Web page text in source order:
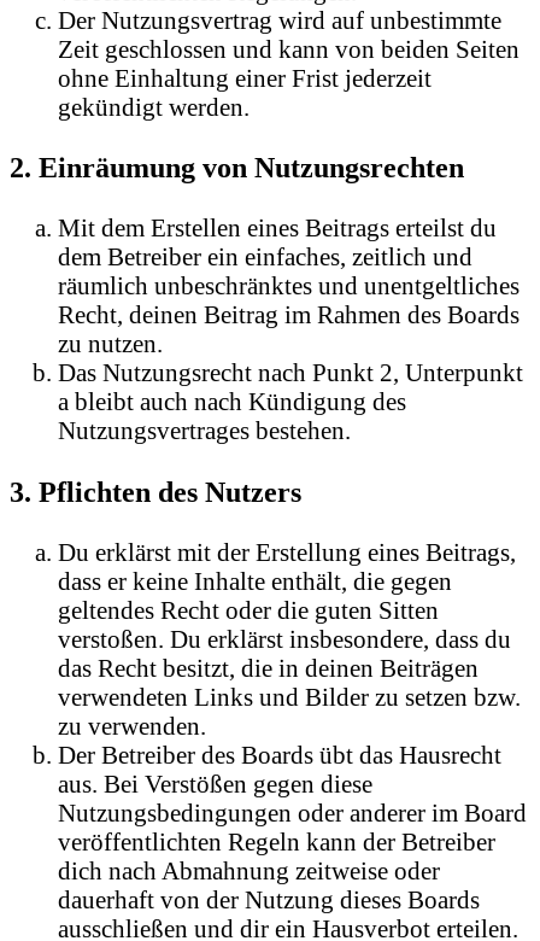
Der Nutzungsvertrag wird auf unbestimmte
Zeit geschlossen und kann von beiden Seiten
ohne Einhaltung einer Frist jederzeit
gekündigt werden.
2. Einräumung von Nutzungsrechten
Mit dem Erstellen eines Beitrags erteilst du
dem Betreiber ein einfaches, zeitlich und
räumlich unbeschränktes und unentgeltliches
Recht, deinen Beitrag im Rahmen des Boards
zu nutzen.
Das Nutzungsrecht nach Punkt 2, Unterpunkt
a bleibt auch nach Kündigung des
Nutzungsvertrages bestehen.
3. Pflichten des Nutzers
Du erklärst mit der Erstellung eines Beitrags,
dass er keine Inhalte enthält, die gegen
geltendes Recht oder die guten Sitten
verstoßen. Du erklärst insbesondere, dass du
das Recht besitzt, die in deinen Beiträgen
verwendeten Links und Bilder zu setzen bzw.
zu verwenden.
Der Betreiber des Boards übt das Hausrecht
aus. Bei Verstößen gegen diese
Nutzungsbedingungen oder anderer im Board
veröffentlichten Regeln kann der Betreiber
dich nach Abmahnung zeitweise oder
dauerhaft von der Nutzung dieses Boards
ausschließen und dir ein Hausverbot erteilen.